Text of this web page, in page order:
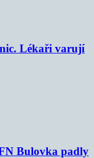
Lékaři varují
Bulovka padly